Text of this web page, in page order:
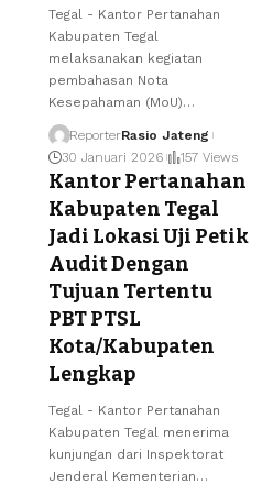
Tegal - Kantor Pertanahan
Kabupaten Tegal
melaksanakan kegiatan
pembahasan Nota
Kesepahaman (MoU)…
ReporterRasio Jateng
30 Januari 2026
157 Views
Kantor Pertanahan
Kabupaten Tegal
Jadi Lokasi Uji Petik
Audit Dengan
Tujuan Tertentu
PBT PTSL
Kota/Kabupaten
Lengkap
Tegal - Kantor Pertanahan
Kabupaten Tegal menerima
kunjungan dari Inspektorat
Jenderal Kementerian…